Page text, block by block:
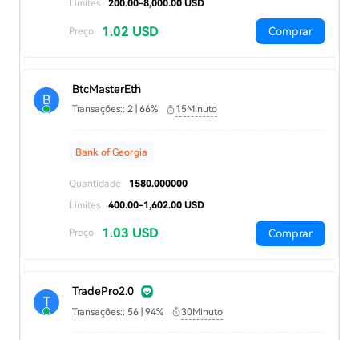
Limites
200.00-8,000.00 USD
Preço 1.02 USD Comprar
B
BtcMasterEth
Transações:: 2 | 66% 15Minuto
Bank of Georgia
Quantidade
1580.000000
Limites
400.00-1,602.00 USD
Preço 1.03 USD Comprar
T
TradePro2.0
Transações:: 56 | 94% 30Minuto